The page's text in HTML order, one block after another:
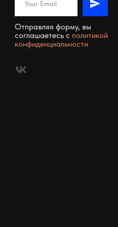
Отправляя форму, вы
соглашаетесь c политикой
конфиденциальности